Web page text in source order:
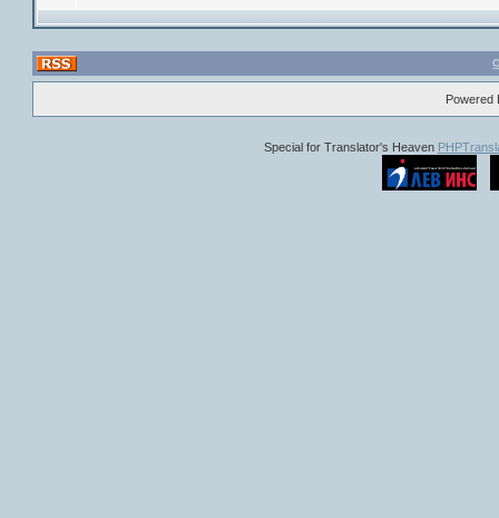
Powered
Special for Translator's Heaven